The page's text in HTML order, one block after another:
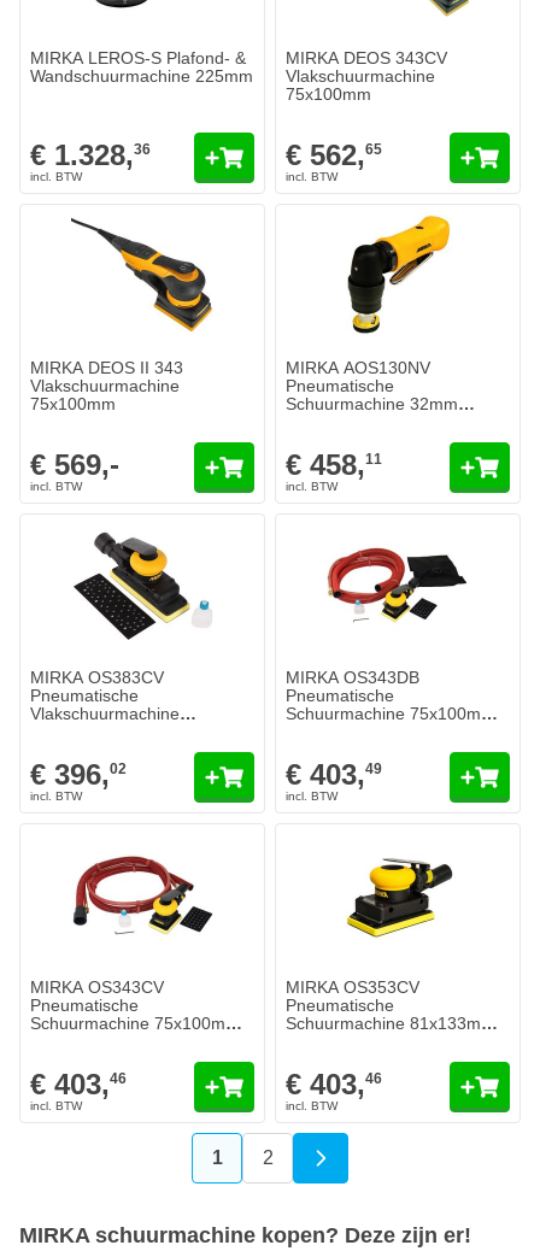
MIRKA LEROS-S Plafond- &
Wandschuurmachine 225mm
€ 1.328,36
MIRKA DEOS 343CV
Vlakschuurmachine
75x100mm
€ 562,65
MIRKA DEOS II 343
Vlakschuurmachine
75x100mm
€ 569,-
MIRKA AOS130NV
Pneumatische
Schuurmachine 32mm
€ 458,11
MIRKA OS383CV
Pneumatische
Vlakschuurmachine
€ 396,02
MIRKA OS343DB
Pneumatische
Schuurmachine 75x100mm
€ 403,49
MIRKA OS343CV
Pneumatische
Schuurmachine 75x100mm
€ 403,46
MIRKA OS353CV
Pneumatische
Schuurmachine 81x133mm
€ 403,46
U lees momenteel pagina
1 Pagina
2
MIRKA schuurmachine kopen? Deze zijn er!